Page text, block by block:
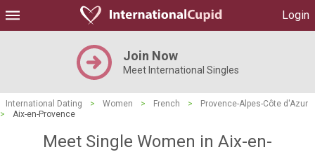
Login
Join Now
Meet International Singles
International Dating > Women > French >
Provence-Alpes-Côte d'Azur
>
Aix-en-Provence
Meet Single Women in Aix-en-